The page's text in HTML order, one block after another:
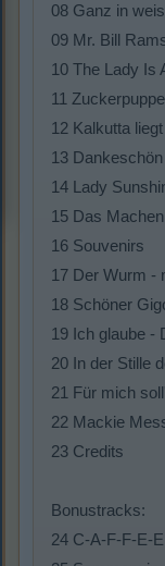
08 Ganz in
09 Mr. Bill
10 The Lady Is
11 Zuckerpuppe
12 Kalkutta
13 Dankeschön
14 Lady
15 Das
16 Souvenirs
17 Der Wurm -
18 Schöner
19 Ich glaube -
20 In der Stille
21 Für mich
22 Mackie
23 Credits
Bonustracks:
24 C-A-F-F-E-E